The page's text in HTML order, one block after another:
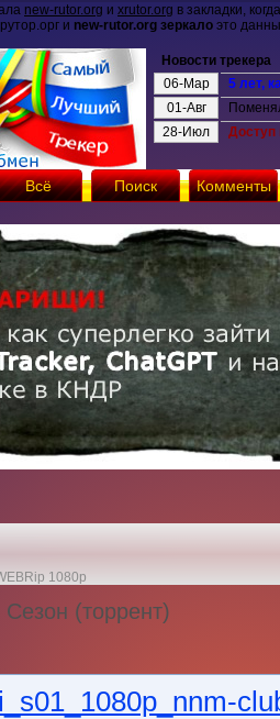
new-rutor.org и xrutor.org в закладки,
и new-rutor.org зеркало это
Новости трекера
06-Мар
5 лет,
01-Авг
28-Июл
Доступ
Всё Поиск Комменты
1080p
(торрент)